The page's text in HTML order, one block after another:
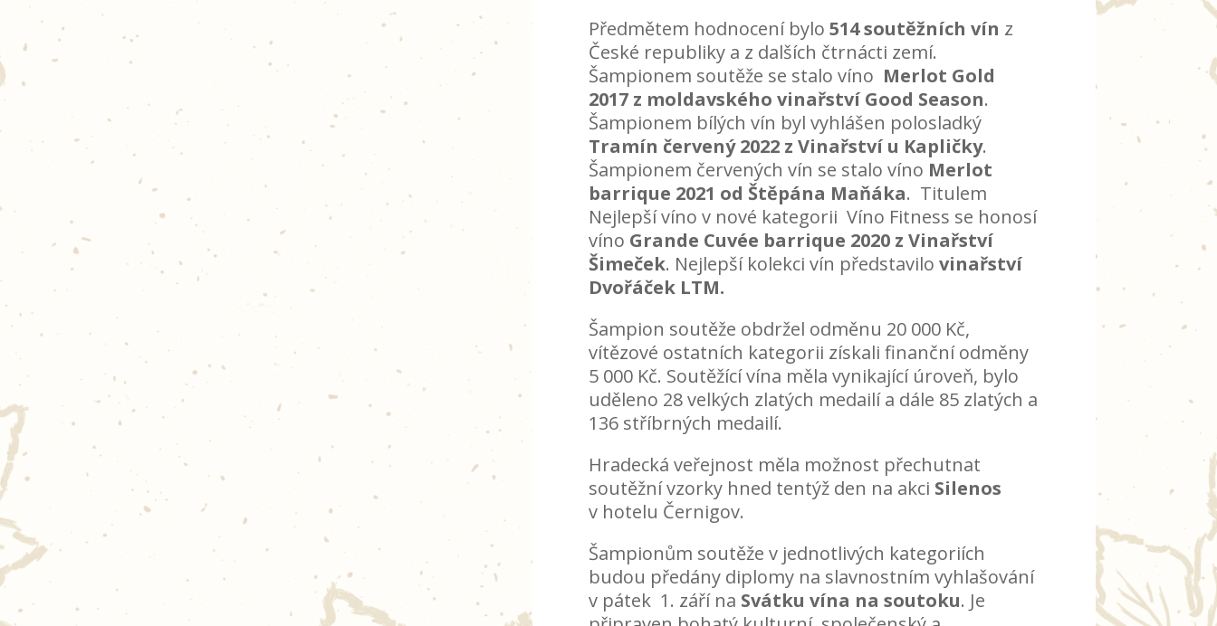
Předmětem hodnocení bylo514 soutěžních vín z
České republiky a z dalších čtrnácti zemí.
Šampionem soutěže se stalo víno Merlot Gold
2017 z moldavského vinařství Good Season.
Šampionem bílých vín byl vyhlášen polosladký
Tramín červený 2022 z Vinařství u Kapličky.
Šampionem červených vín se stalo víno Merlot
barrique 2021 od Štěpána Maňáka. Titulem
Nejlepší víno v nové kategorii Víno Fitness se honosí
víno Grande Cuvée barrique 2020 z Vinařství
Šimeček. Nejlepší kolekci vín představilovinařství
Dvořáček LTM.
Šampion soutěže obdržel odměnu 20 000 Kč,
vítězové ostatních kategorii získali finanční odměny
5 000 Kč. Soutěžící vína měla vynikající úroveň, bylo
uděleno 28 velkých zlatých medailí a dále 85 zlatých a
136 stříbrných medailí.
Hradecká veřejnost měla možnost přechutnat
soutěžní vzorky hned tentýž den na akci Silenos
v hotelu Černigov.
Šampionům soutěže v jednotlivých kategoriích
budou předány diplomy na slavnostním vyhlašování
v pátek 1. září na Svátku vína na soutoku. Je